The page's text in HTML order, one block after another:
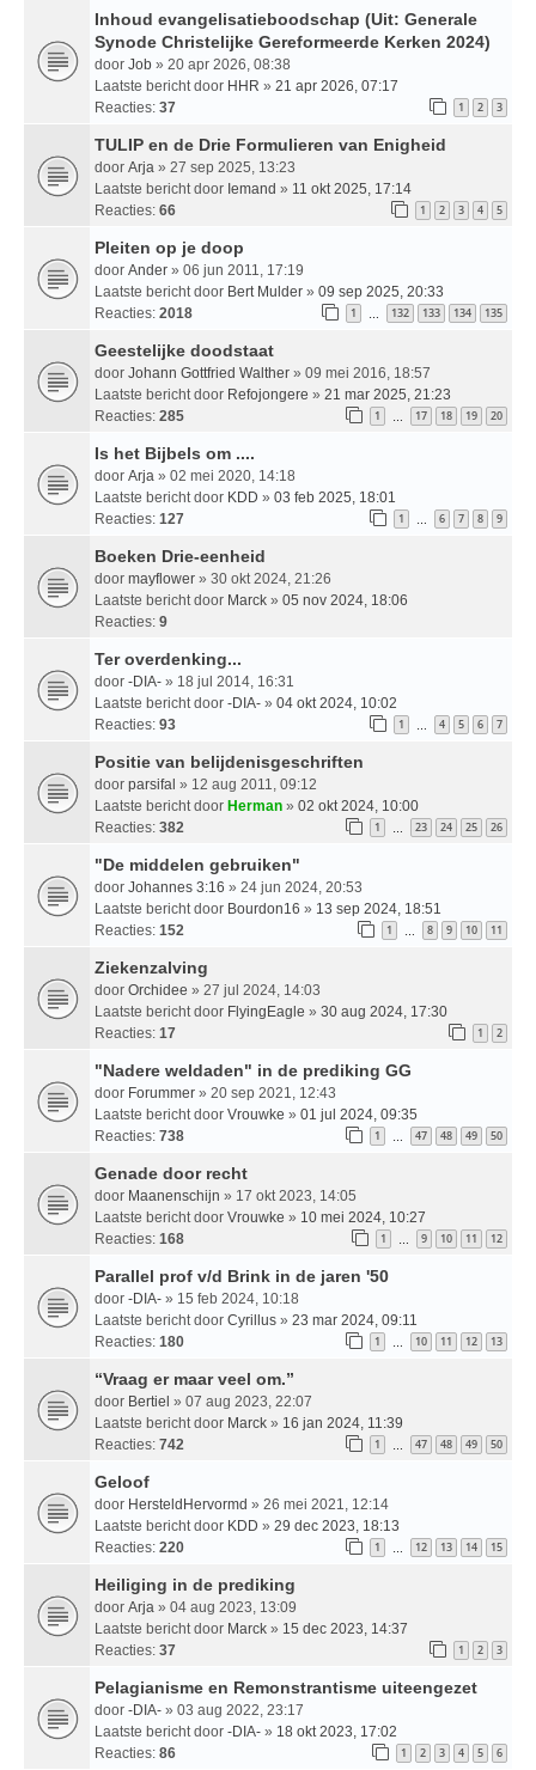
Inhoud evangelisatieboodschap (Uit: Generale
Synode Christelijke Gereformeerde Kerken 2024)
door Job » 20 apr 2026, 08:38
Laatste bericht door HHR » 21 apr 2026, 07:17
Reacties: 37 1 2 3
TULIP en de Drie Formulieren van Enigheid
door Arja » 27 sep 2025, 13:23
Laatste bericht door Iemand » 11 okt 2025, 17:14
Reacties: 66 1 2 3 4 5
Pleiten op je doop
door Ander » 06 jun 2011, 17:19
Laatste bericht door Bert Mulder » 09 sep 2025, 20:33
Reacties: 2018 1 … 132 133 134 135
Geestelijke doodstaat
door Johann Gottfried Walther » 09 mei 2016, 18:57
Laatste bericht door Refojongere » 21 mar 2025, 21:23
Reacties: 285 1 … 17 18 19 20
Is het Bijbels om ....
door Arja » 02 mei 2020, 14:18
Laatste bericht door KDD » 03 feb 2025, 18:01
Reacties: 127 1 … 6 7 8 9
Boeken Drie-eenheid
door mayflower » 30 okt 2024, 21:26
Laatste bericht door Marck » 05 nov 2024, 18:06
Reacties: 9
Ter overdenking...
door -DIA- » 18 jul 2014, 16:31
Laatste bericht door -DIA- » 04 okt 2024, 10:02
Reacties: 93 1 … 4 5 6 7
Positie van belijdenisgeschriften
door parsifal » 12 aug 2011, 09:12
Laatste bericht door Herman » 02 okt 2024, 10:00
Reacties: 382 1 … 23 24 25 26
"De middelen gebruiken"
door Johannes 3:16 » 24 jun 2024, 20:53
Laatste bericht door Bourdon16 » 13 sep 2024, 18:51
Reacties: 152 1 … 8 9 10 11
Ziekenzalving
door Orchidee » 27 jul 2024, 14:03
Laatste bericht door FlyingEagle » 30 aug 2024, 17:30
Reacties: 17 1 2
"Nadere weldaden" in de prediking GG
door Forummer » 20 sep 2021, 12:43
Laatste bericht door Vrouwke » 01 jul 2024, 09:35
Reacties: 738 1 … 47 48 49 50
Genade door recht
door Maanenschijn » 17 okt 2023, 14:05
Laatste bericht door Vrouwke » 10 mei 2024, 10:27
Reacties: 168 1 … 9 10 11 12
Parallel prof v/d Brink in de jaren '50
door -DIA- » 15 feb 2024, 10:18
Laatste bericht door Cyrillus » 23 mar 2024, 09:11
Reacties: 180 1 … 10 11 12 13
“Vraag er maar veel om.”
door Bertiel » 07 aug 2023, 22:07
Laatste bericht door Marck » 16 jan 2024, 11:39
Reacties: 742 1 … 47 48 49 50
Geloof
door HersteldHervormd » 26 mei 2021, 12:14
Laatste bericht door KDD » 29 dec 2023, 18:13
Reacties: 220 1 … 12 13 14 15
Heiliging in de prediking
door Arja » 04 aug 2023, 13:09
Laatste bericht door Marck » 15 dec 2023, 14:37
Reacties: 37 1 2 3
Pelagianisme en Remonstrantisme uiteengezet
door -DIA- » 03 aug 2022, 23:17
Laatste bericht door -DIA- » 18 okt 2023, 17:02
Reacties: 86 1 2 3 4 5 6